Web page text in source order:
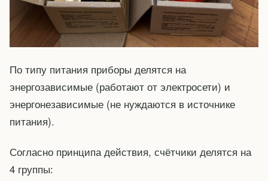
По типу питания приборы делятся на
энергозависимые (работают от электросети) и
энергонезависимые (не нуждаются в источнике
питания).
Согласно принципа действия, счётчики делятся на
4 группы: